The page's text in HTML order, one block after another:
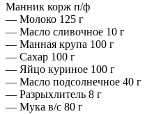
Манник корж п/ф
— Молоко 125 г
— Масло сливочное 10 г
— Манная крупа 100 г
— Сахар 100 г
— Яйцо куриное 100 г
— Масло подсолнечное 40 г
— Разрыхлитель 8 г
— Мука в/с 80 г